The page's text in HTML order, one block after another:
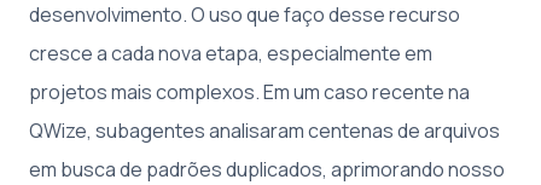
desenvolvimento. O uso que faço desse recurso
cresce a cada nova etapa, especialmente em
projetos mais complexos. Em um caso recente na
QWize, subagentes analisaram centenas de arquivos
em busca de padrões duplicados, aprimorando nosso